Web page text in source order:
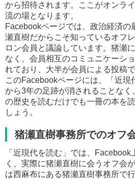
から招待されます。ここがオンラ
流の場となります。
Facebookページでは、政治経済の
瀬直樹だからこそ知っているオフ
ロン会員と議論しています。猪瀬
なく、会員相互のコミュニケーシ
れており、大半が会員による投稿で
このFacebookページには、「近現
から3年の足跡が消されることなく
の歴史を読むだけでも一冊の本を
しょう。
猪瀬直樹事務所でのオフ
「近現代を読む」では、
く、実際に猪瀬直樹に会うオフ会
は西麻布にある猪瀬直樹事務所で